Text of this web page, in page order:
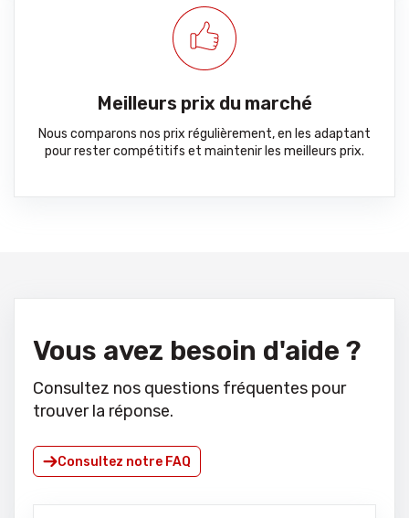
Meilleurs prix du marché
Nous comparons nos prix régulièrement, en les adaptant
pour rester compétitifs et maintenir les meilleurs prix.
Vous avez besoin d'aide ?
Consultez nos questions fréquentes pour
trouver la réponse.
Consultez notre FAQ